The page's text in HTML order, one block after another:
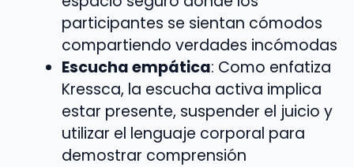
participantes se sientan cómodos
compartiendo verdades incómodas
Escucha empática: Como enfatiza
Kressca, la escucha activa implica
estar presente, suspender el juicio y
utilizar el lenguaje corporal para
demostrar comprensión